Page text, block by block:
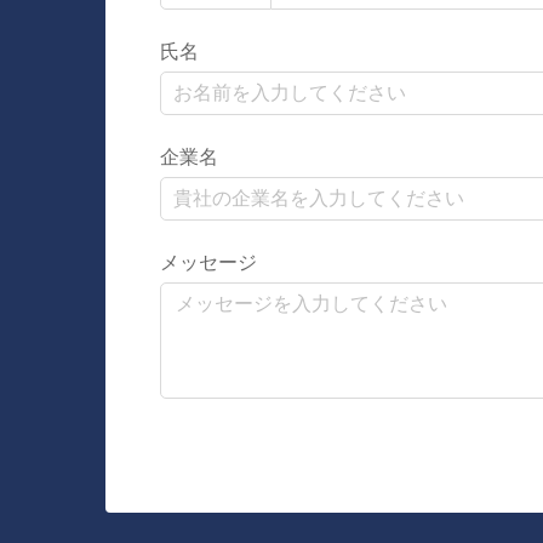
氏名
企業名
メッセージ